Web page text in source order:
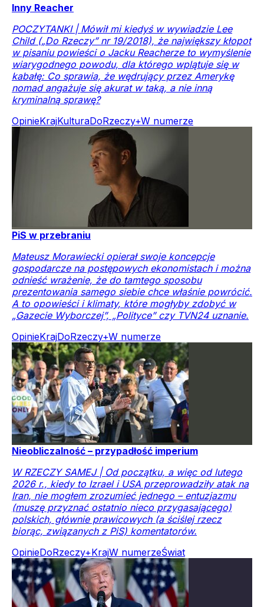
Inny Reacher
POCZYTANKI | Mówił mi kiedyś w wywiadzie Lee
Child („Do Rzeczy” nr 19/2018), że największy kłopot
w pisaniu powieści o Jacku Reacherze to wymyślenie
wiarygodnego powodu, dla którego wplątuje się w
kabałę: Co sprawia, że wędrujący przez Amerykę
nomad angażuje się akurat w taką, a nie inną
kryminalną sprawę?
OpinieKrajKulturaDoRzeczy+W numerze
PiS w przebraniu
Mateusz Morawiecki opierał swoje koncepcje
gospodarcze na postępowych ekonomistach i można
odnieść wrażenie, że do tamtego sposobu
prezentowania samego siebie chce właśnie powrócić.
A to opowieści i klimaty, które mogłyby zdobyć w
„Gazecie Wyborczej”, „Polityce” czy TVN24 uznanie.
OpinieKrajDoRzeczy+W numerze
Nieobliczalność – przypadłość imperium
W RZECZY SAMEJ | Od początku, a więc od lutego
2026 r., kiedy to Izrael i USA przeprowadziły atak na
Iran, nie mogłem zrozumieć jednego – entuzjazmu
(muszę przyznać ostatnio nieco przygasającego)
polskich, głównie prawicowych (a ściślej rzecz
biorąc, związanych z PiS) komentatorów.
OpinieDoRzeczy+KrajW numerzeŚwiat